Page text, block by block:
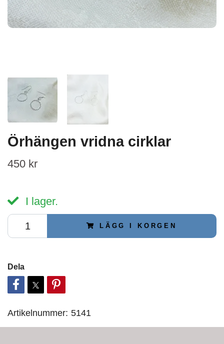
Örhängen vridna cirklar
450 kr
I lager.
LÄGG I KORGEN
Dela
Artikelnummer: 5141